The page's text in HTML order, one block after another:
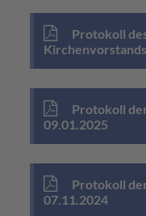
Protokoll
Protokoll
09.01.2025
Protokoll
07.11.2024